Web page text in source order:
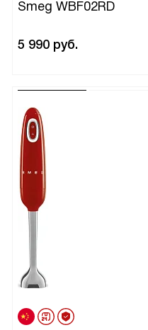
Smeg WBF02RD
5 990 руб.